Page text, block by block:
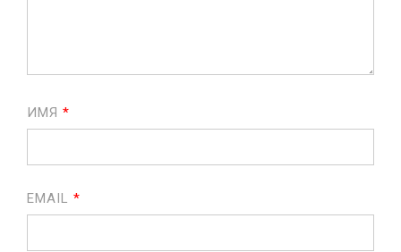
ИМЯ *
EMAIL *